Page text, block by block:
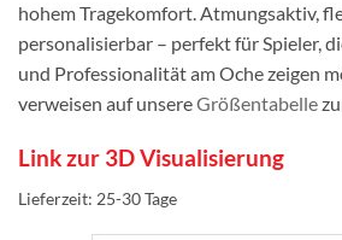
hohem Tragekomfort. Atmungsaktiv,
personalisierbar – perfekt für Spieler,
und Professionalität am Oche zeigen
verweisen auf unsereGrößentabelle
Link zur 3D Visualisierung
Lieferzeit: 25-30 Tage